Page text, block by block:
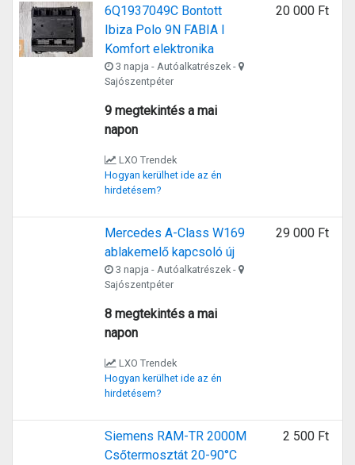
6Q1937049C Bontott
Ibiza Polo 9N FABIA I
Komfort elektronika
3 napja - Autóalkatrészek -
Sajószentpéter
9 megtekintés a mai
napon
LXO Trendek
Hogyan kerülhet ide az én
hirdetésem?
20 000 Ft
Mercedes A-Class W169
ablakemelő kapcsoló új
3 napja - Autóalkatrészek -
Sajószentpéter
8 megtekintés a mai
napon
LXO Trendek
Hogyan kerülhet ide az én
hirdetésem?
29 000 Ft
Siemens RAM-TR 2000M
Csőtermosztát 20-90°C
2 500 Ft